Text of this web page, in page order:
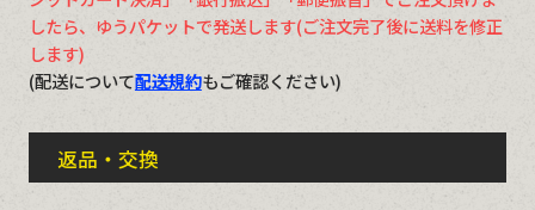
したら、ゆうパケットで発送します(ご注文完了後に送料を修正
します)
(配送について配送規約もご確認ください)
返品・交換